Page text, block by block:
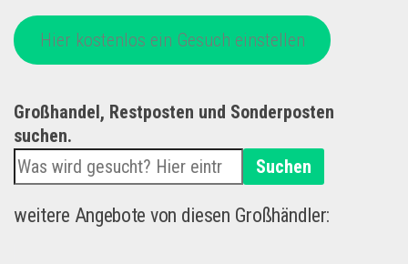
Hier kostenlos ein Gesuch einstellen
Großhandel, Restposten und Sonderposten
suchen.
Suchen
weitere Angebote von diesen Großhändler: